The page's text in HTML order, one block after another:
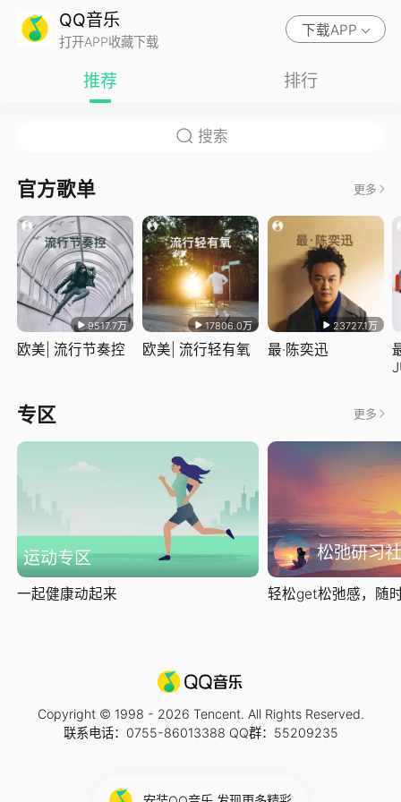
QQ音乐
打开APP收藏下载
下载APP
推荐 排行
官方歌单 更多
9517.7万
欧美| 流行节奏控
17806.0万
欧美| 流行轻有氧
23727.1万
最·陈奕迅
专区 更多
运动专区
一起健康动起来
松弛研习社
轻松get松弛感，随
Copyright © 1998 - 2026 Tencent. All Rights Reserved.
联系电话：0755-86013388 QQ群：55209235